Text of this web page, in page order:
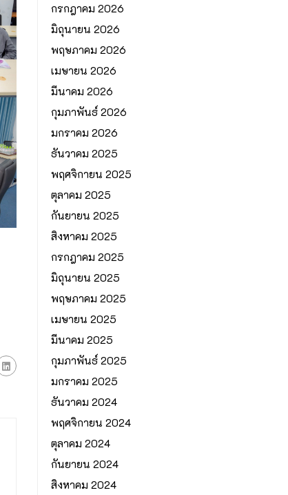
กรกฎาคม 2026
มิถุนายน 2026
พฤษภาคม 2026
เมษายน 2026
มีนาคม 2026
กุมภาพันธ์ 2026
มกราคม 2026
ธันวาคม 2025
พฤศจิกายน 2025
ตุลาคม 2025
กันยายน 2025
สิงหาคม 2025
กรกฎาคม 2025
มิถุนายน 2025
พฤษภาคม 2025
เมษายน 2025
มีนาคม 2025
กุมภาพันธ์ 2025
มกราคม 2025
ธันวาคม 2024
พฤศจิกายน 2024
ตุลาคม 2024
กันยายน 2024
สิงหาคม 2024